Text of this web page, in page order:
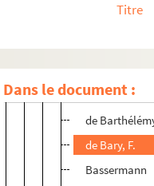
Titre
Dans le document :
Barth
de
de Bary, F.
Bassermann